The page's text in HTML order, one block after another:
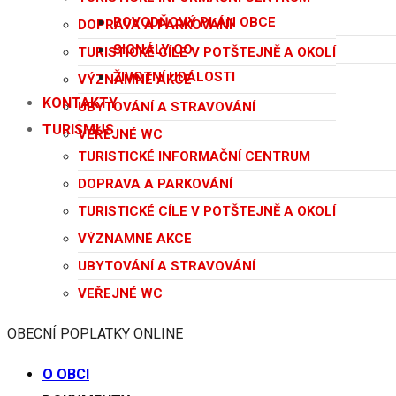
DOPRAVA A PARKOVÁNÍ
TURISTICKÉ CÍLE V POTŠTEJNĚ A OKOLÍ
VÝZNAMNÉ AKCE
UBYTOVÁNÍ A STRAVOVÁNÍ
VEŘEJNÉ WC
POVODŇOVÝ PLÁN OBCE
SIGNÁLY CO
ŽIVOTNÍ UDÁLOSTI
KONTAKTY
TURISMUS
TURISTICKÉ INFORMAČNÍ CENTRUM
DOPRAVA A PARKOVÁNÍ
TURISTICKÉ CÍLE V POTŠTEJNĚ A OKOLÍ
VÝZNAMNÉ AKCE
UBYTOVÁNÍ A STRAVOVÁNÍ
VEŘEJNÉ WC
OBECNÍ POPLATKY ONLINE
O OBCI